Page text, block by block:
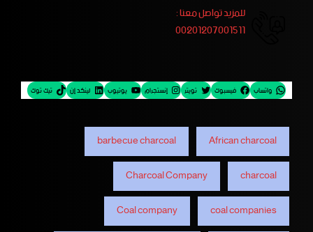
للمزيد تواصل معنا :
00201207001511
واتساب فيسبوك تويتر إنستجرام يوتيوب لينكد إن تيك توك
African charcoal
barbecue charcoal
charcoal
Charcoal Company
coal companies
Coal company